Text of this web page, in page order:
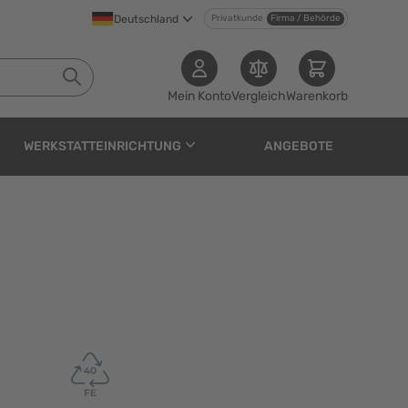
Deutschland Privatkunde Firma / Behörde
Mein KontoVergleichWarenkorb
WERKSTATTEINRICHTUNG ANGEBOTE